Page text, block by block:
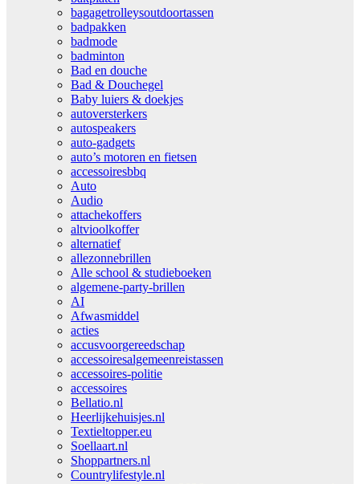
bagagetrolleysoutdoortassen
badpakken
badmode
badminton
Bad en douche
Bad & Douchegel
Baby luiers & doekjes
autoversterkers
autospeakers
auto-gadgets
auto’s motoren en fietsen
accessoiresbbq
Auto
Audio
attachekoffers
altvioolkoffer
alternatief
allezonnebrillen
Alle school & studieboeken
algemene-party-brillen
AI
Afwasmiddel
acties
accusvoorgereedschap
accessoiresalgemeenreistassen
accessoires-politie
accessoires
Bellatio.nl
Heerlijkehuisjes.nl
Textieltopper.eu
Soellaart.nl
Shoppartners.nl
Countrylifestyle.nl